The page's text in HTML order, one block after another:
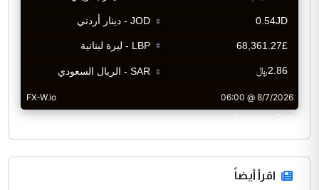
CurrencyRate
اقرأ أيضاً